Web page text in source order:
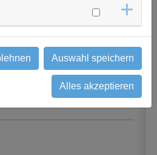
nicht melanöser, Hautkrebs,
oder Stadium I
Mehr als drei vorangegangene
Erhaltungstherapien (z.B.:
oder Niraparib) werden nicht als
mit einberechnet. 5. Andere
Krebstherapien innerhalb von 28
(Ausnahme: Bevacizumab: 20
Auswahl speichern
Alles akzeptieren